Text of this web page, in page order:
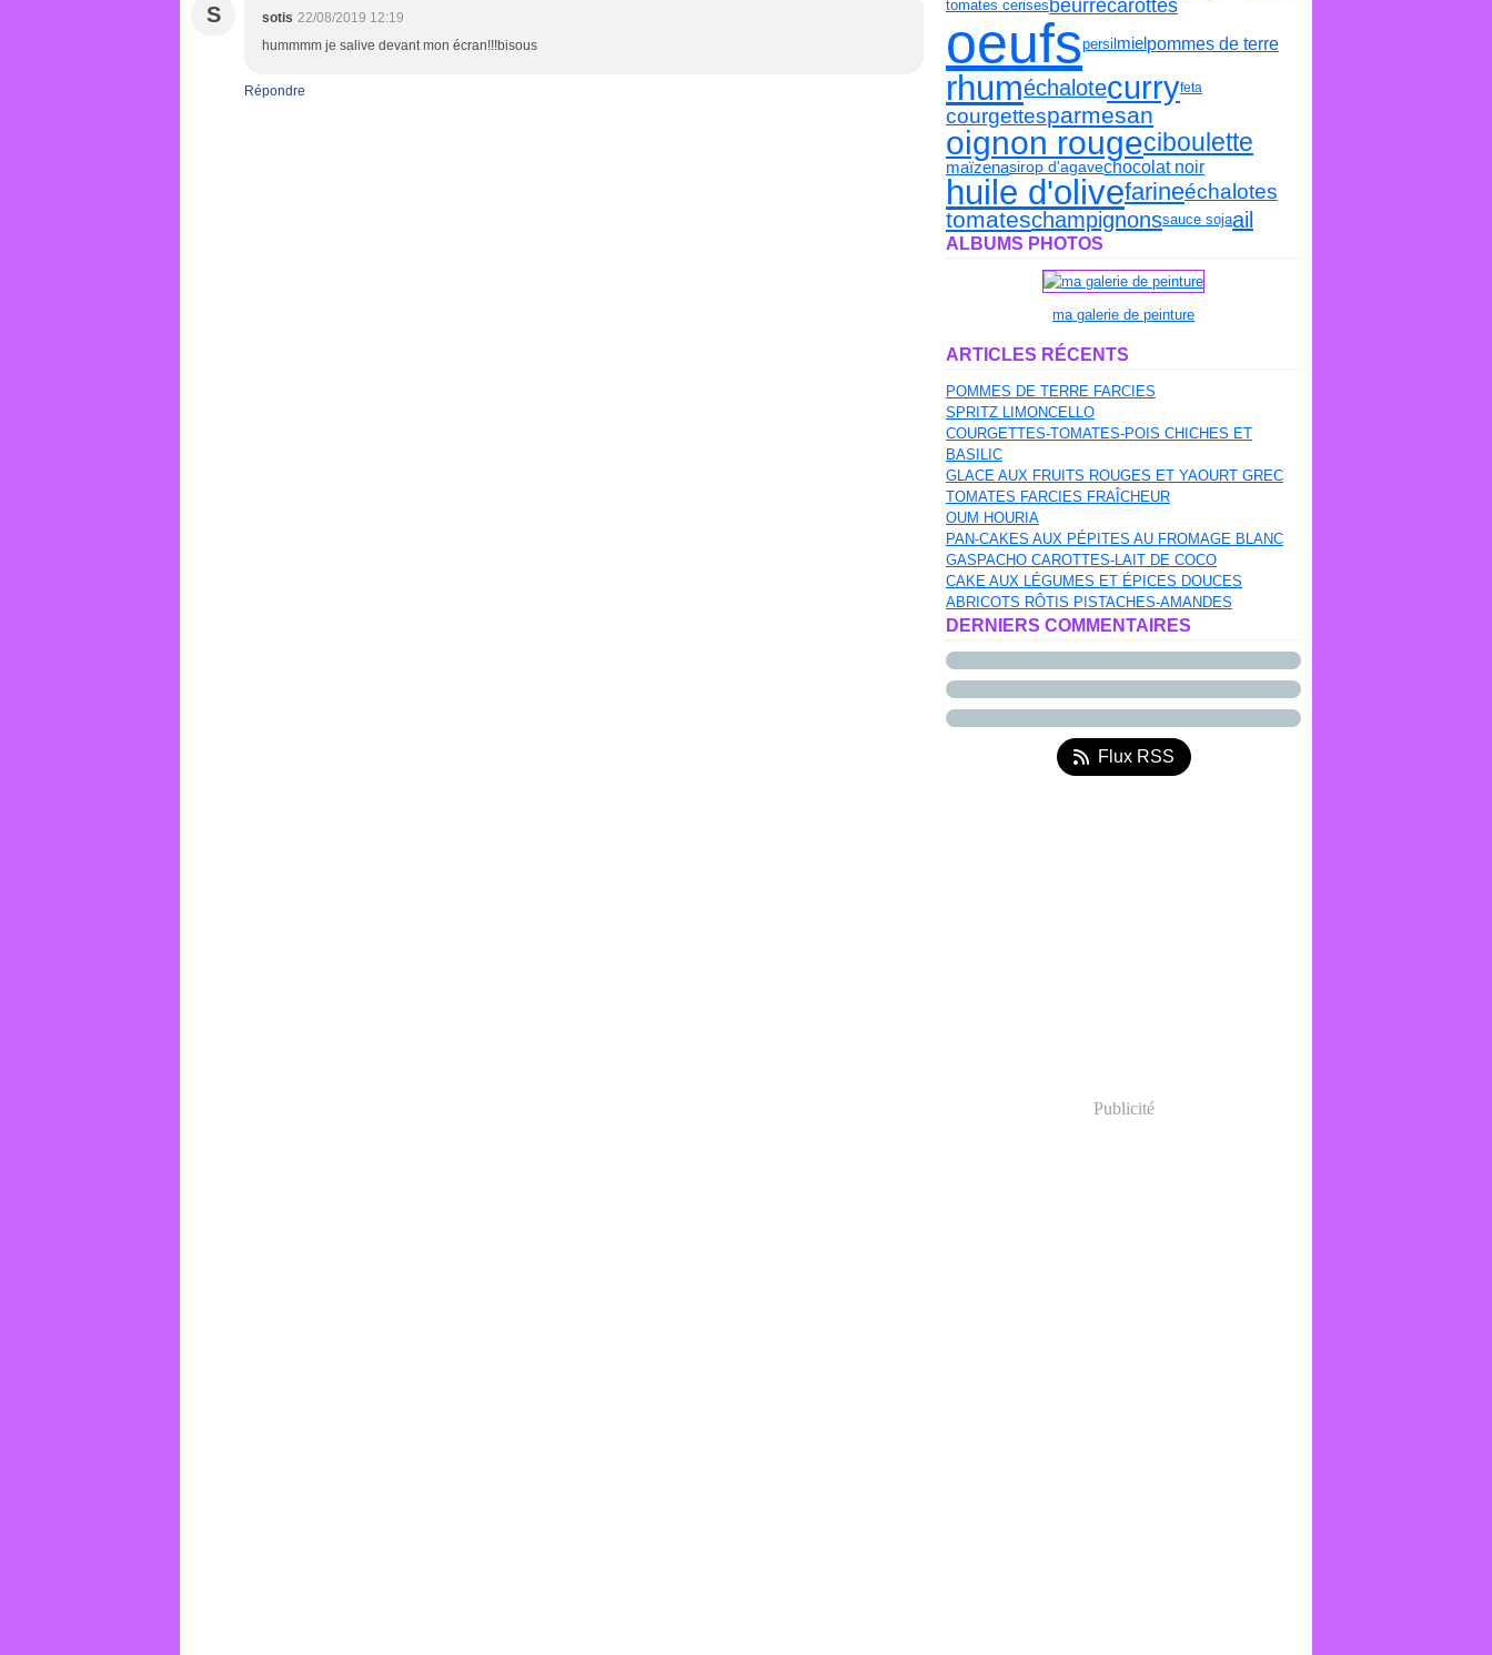
S sotis 22/08/2019 12:19
hummmm je salive devant mon écran!!!bisous
Répondre
tomates cerisesbeurrecarottes
oeufspersilmiel pommes de terre
rhuméchalotecurryfeta
courgettesparmesan
oignon rougeciboulette
maïzenasirop d'agavechocolat noir
huile d'olivefarineéchalotes
tomateschampignonssauce sojaail
ALBUMS PHOTOS
ma galerie de peinture
ARTICLES RÉCENTS
POMMES DE TERRE FARCIES
SPRITZ LIMONCELLO
COURGETTES-TOMATES-POIS CHICHES ET
BASILIC
GLACE AUX FRUITS ROUGES ET YAOURT GREC
TOMATES FARCIES FRAÎCHEUR
OUM HOURIA
PAN-CAKES AUX PÉPITES AU FROMAGE BLANC
GASPACHO CAROTTES-LAIT DE COCO
CAKE AUX LÉGUMES ET ÉPICES DOUCES
ABRICOTS RÔTIS PISTACHES-AMANDES
DERNIERS COMMENTAIRES
Flux RSS
Publicité